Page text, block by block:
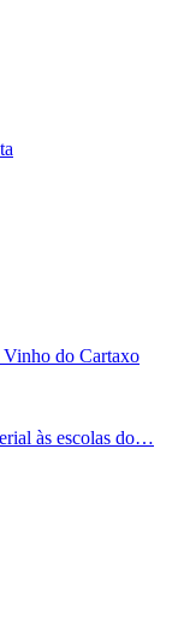
Vinho do Cartaxo
às escolas do…